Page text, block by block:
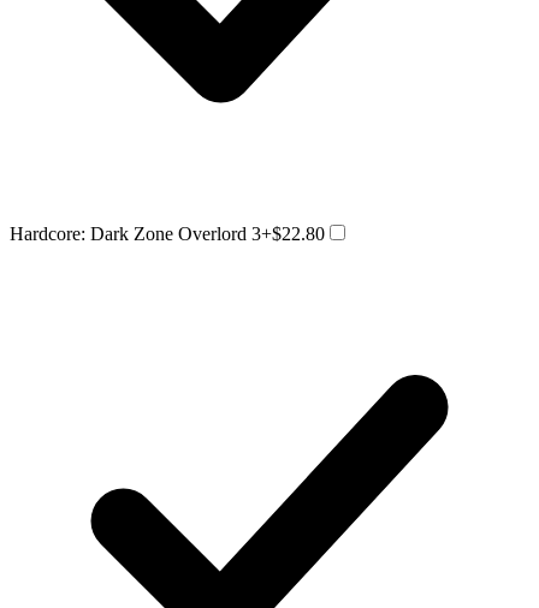
Hardcore: Dark Zone Overlord 3+$22.80